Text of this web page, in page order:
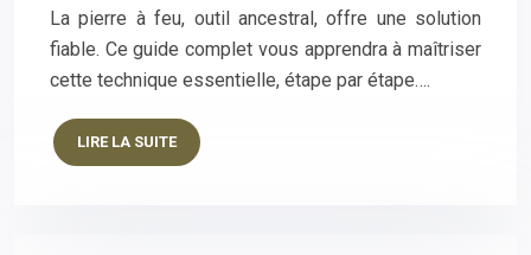
La pierre à feu, outil ancestral, offre une solution
fiable. Ce guide complet vous apprendra à maîtriser
cette technique essentielle, étape par étape….
LIRE LA SUITE